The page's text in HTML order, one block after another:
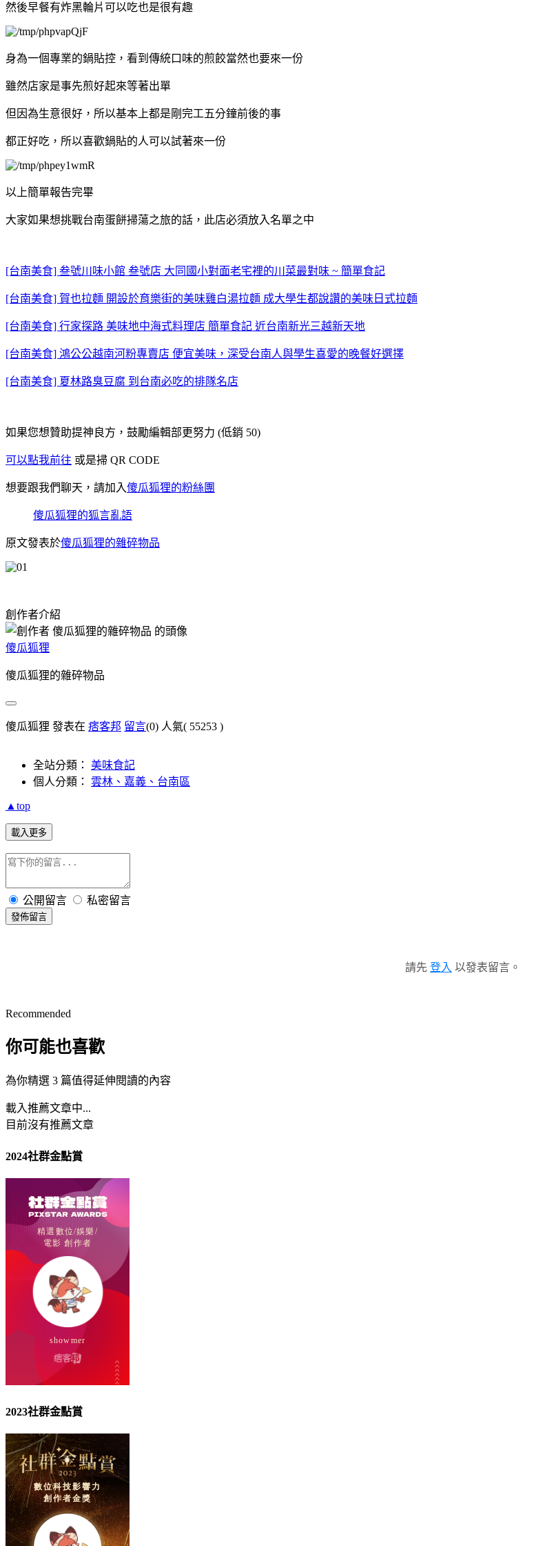
然後早餐有炸黑輪片可以吃也是很有趣
身為一個專業的鍋貼控，看到傳統口味的煎餃當然也要來一份
雖然店家是事先煎好起來等著出單
但因為生意很好，所以基本上都是剛完工五分鐘前後的事
都正好吃，所以喜歡鍋貼的人可以試著來一份
以上簡單報告完畢
大家如果想挑戰台南蛋餅掃蕩之旅的話，此店必須放入名單之中
[台南美食] 叁號川味小館 叁號店 大同國小對面老宅裡的川菜最對味 ~ 簡單食記
[台南美食] 賀也拉麵 開設於育樂街的美味雞白湯拉麵 成大學生都說讚的美味日式拉麵
[台南美食] 行家探路 美味地中海式料理店 簡單食記 近台南新光三越新天地
[台南美食] 鴻公公越南河粉專賣店 便宜美味，深受台南人與學生喜愛的晚餐好選擇
[台南美食] 夏林路臭豆腐 到台南必吃的排隊名店
如果您想贊助提神良方，鼓勵編輯部更努力 (低銷 50)
可以點我前往 或是掃 QR CODE
想要跟我們聊天，請加入傻瓜狐狸的粉絲團
傻瓜狐狸的狐言亂語
原文發表於傻瓜狐狸的雜碎物品
創作者介紹
傻瓜狐狸
傻瓜狐狸的雜碎物品
傻瓜狐狸 發表在 痞客邦 留言(0) 人氣( 55253 )
全站分類： 美味食記
個人分類： 雲林、嘉義、台南區
▲top
載入更多
公開留言 私密留言
發佈留言
請先 登入 以發表留言。
Recommended
你可能也喜歡
為你精選 3 篇值得延伸閱讀的內容
載入推薦文章中...
目前沒有推薦文章
2024社群金點賞
2023社群金點賞